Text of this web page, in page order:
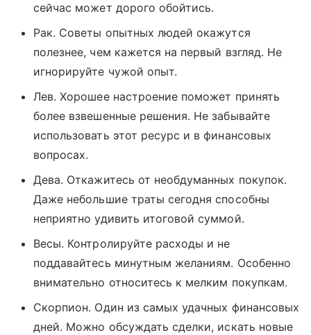
сейчас может дорого обойтись.
Рак. Советы опытных людей окажутся
полезнее, чем кажется на первый взгляд. Не
игнорируйте чужой опыт.
Лев. Хорошее настроение поможет принять
более взвешенные решения. Не забывайте
использовать этот ресурс и в финансовых
вопросах.
Дева. Откажитесь от необдуманных покупок.
Даже небольшие траты сегодня способны
неприятно удивить итоговой суммой.
Весы. Контролируйте расходы и не
поддавайтесь минутным желаниям. Особенно
внимательно относитесь к мелким покупкам.
Скорпион. Один из самых удачных финансовых
дней. Можно обсуждать сделки, искать новые